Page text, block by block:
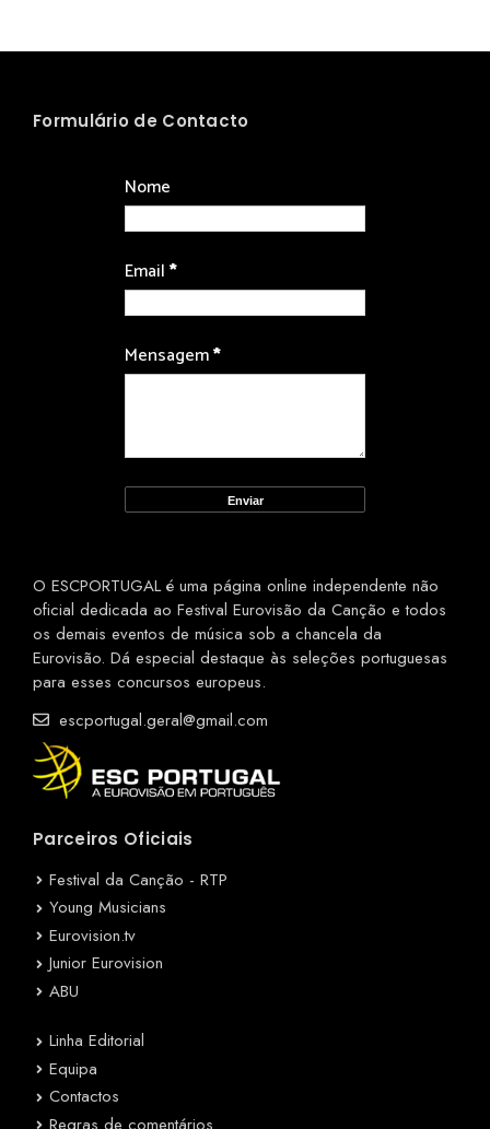
Formulário de Contacto
Nome
Email*
Mensagem*
O ESCPORTUGAL é uma página online independente não
oficial dedicada ao Festival Eurovisão da Canção e todos
os demais eventos de música sob a chancela da
Eurovisão. Dá especial destaque às seleções portuguesas
para esses concursos europeus.
escportugal.geral@gmail.com
Parceiros Oficiais
Festival da Canção - RTP
Young Musicians
Eurovision.tv
Junior Eurovision
ABU
Linha Editorial
Equipa
Contactos
Regras de comentários